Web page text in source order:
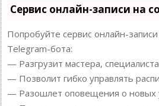
Сервис онлайн-записи на
Попробуйте сервис онлайн-
Telegram-бота:
— Разгрузит мастера,
— Позволит гибко управлять
— Разошлет оповещения о новых